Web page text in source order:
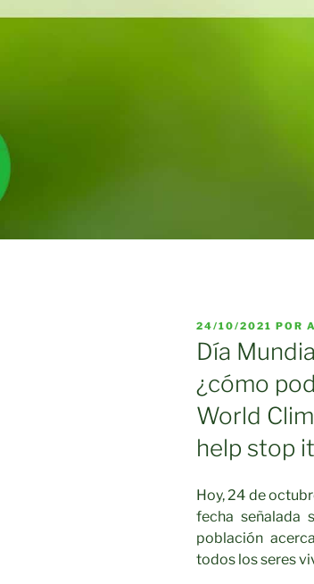
PUBLICADO
EL
24/10/2021 POR
Día
¿cómo
World
help stop
Hoy, 24 de
fecha señalada
población
todos los seres